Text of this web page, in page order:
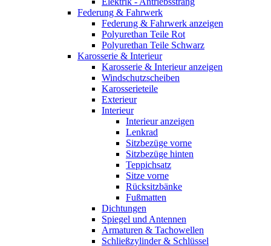
Federung & Fahrwerk
Federung & Fahrwerk anzeigen
Polyurethan Teile Rot
Polyurethan Teile Schwarz
Karosserie & Interieur
Karosserie & Interieur anzeigen
Windschutzscheiben
Karosserieteile
Exterieur
Interieur
Interieur anzeigen
Lenkrad
Sitzbezüge vorne
Sitzbezüge hinten
Teppichsatz
Sitze vorne
Rücksitzbänke
Fußmatten
Dichtungen
Spiegel und Antennen
Armaturen & Tachowellen
Schließzylinder & Schlüssel